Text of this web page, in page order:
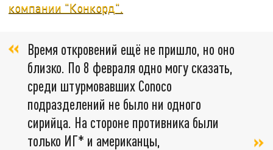
компании "Конкорд".
Время откровений ещё не пришло, но оно
близко. По 8 февраля одно могу сказать,
среди штурмовавших Conoco
подразделений не было ни одного
сирийца. На стороне противника были
только ИГ* и американцы,